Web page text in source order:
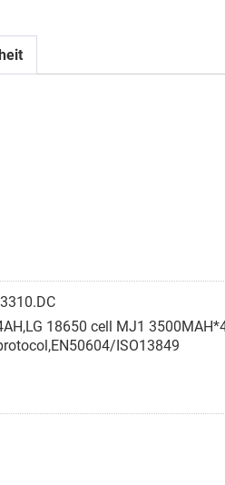
18650 cell MJ1
ISO13849